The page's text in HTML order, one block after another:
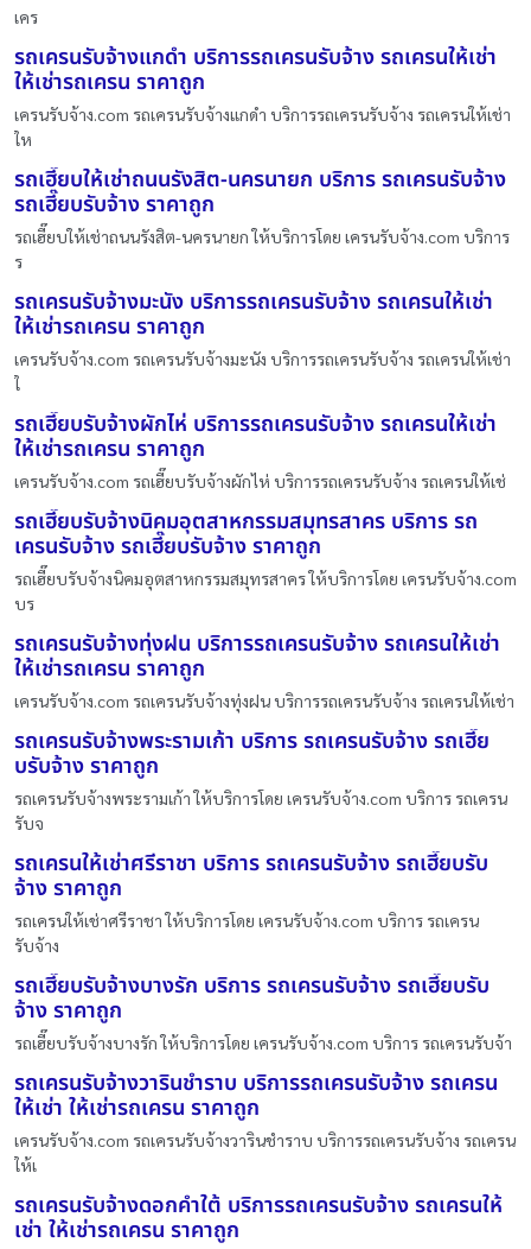
เคร
รถเครนรับจ้างแกดำ บริการรถเครนรับจ้าง รถเครนให้เช่า
ให้เช่ารถเครน ราคาถูก
เครนรับจ้าง.com รถเครนรับจ้างแกดำ บริการรถเครนรับจ้าง รถเครนให้เช่า
ให
รถเฮี๊ยบให้เช่าถนนรังสิต-นครนายก บริการ รถเครนรับจ้าง
รถเฮี๊ยบรับจ้าง ราคาถูก
รถเฮี๊ยบให้เช่าถนนรังสิต-นครนายก ให้บริการโดย เครนรับจ้าง.com บริการ
ร
รถเครนรับจ้างมะนัง บริการรถเครนรับจ้าง รถเครนให้เช่า
ให้เช่ารถเครน ราคาถูก
เครนรับจ้าง.com รถเครนรับจ้างมะนัง บริการรถเครนรับจ้าง รถเครนให้เช่า
ใ
รถเฮี๊ยบรับจ้างผักไห่ บริการรถเครนรับจ้าง รถเครนให้เช่า
ให้เช่ารถเครน ราคาถูก
เครนรับจ้าง.com รถเฮี๊ยบรับจ้างผักไห่ บริการรถเครนรับจ้าง รถเครนให้เช่
รถเฮี๊ยบรับจ้างนิคมอุตสาหกรรมสมุทรสาคร บริการ รถ
เครนรับจ้าง รถเฮี๊ยบรับจ้าง ราคาถูก
รถเฮี๊ยบรับจ้างนิคมอุตสาหกรรมสมุทรสาคร ให้บริการโดย เครนรับจ้าง.com
บร
รถเครนรับจ้างทุ่งฝน บริการรถเครนรับจ้าง รถเครนให้เช่า
ให้เช่ารถเครน ราคาถูก
เครนรับจ้าง.com รถเครนรับจ้างทุ่งฝน บริการรถเครนรับจ้าง รถเครนให้เช่า
รถเครนรับจ้างพระรามเก้า บริการ รถเครนรับจ้าง รถเฮี๊ย
บรับจ้าง ราคาถูก
รถเครนรับจ้างพระรามเก้า ให้บริการโดย เครนรับจ้าง.com บริการ รถเครน
รับจ
รถเครนให้เช่าศรีราชา บริการ รถเครนรับจ้าง รถเฮี๊ยบรับ
จ้าง ราคาถูก
รถเครนให้เช่าศรีราชา ให้บริการโดย เครนรับจ้าง.com บริการ รถเครน
รับจ้าง
รถเฮี๊ยบรับจ้างบางรัก บริการ รถเครนรับจ้าง รถเฮี๊ยบรับ
จ้าง ราคาถูก
รถเฮี๊ยบรับจ้างบางรัก ให้บริการโดย เครนรับจ้าง.com บริการ รถเครนรับจ้า
รถเครนรับจ้างวารินชำราบ บริการรถเครนรับจ้าง รถเครน
ให้เช่า ให้เช่ารถเครน ราคาถูก
เครนรับจ้าง.com รถเครนรับจ้างวารินชำราบ บริการรถเครนรับจ้าง รถเครน
ให้เ
รถเครนรับจ้างดอกคำใต้ บริการรถเครนรับจ้าง รถเครนให้
เช่า ให้เช่ารถเครน ราคาถูก